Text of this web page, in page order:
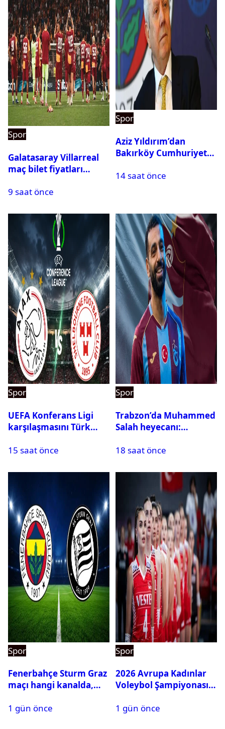
Spor
Galatasaray Villarreal
maç bilet fiyatları
9 saat önce
Spor
Aziz Yıldırım’dan
Bakırköy Cumhuriyet
duyurusu
14 saat önce
Spor
UEFA Konferans Ligi
karşılaşmasını Türk
15 saat önce
Spor
Trabzon’da Muhammed
Salah heyecanı:
tükeniyor
18 saat önce
Spor
Fenerbahçe Sturm Graz
maçı hangi kanalda,
1 gün önce
Spor
2026 Avrupa Kadınlar
Voleybol Şampiyonası
1 gün önce